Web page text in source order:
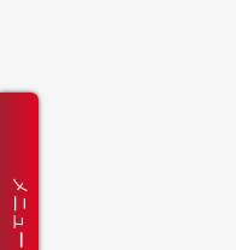
メニュー